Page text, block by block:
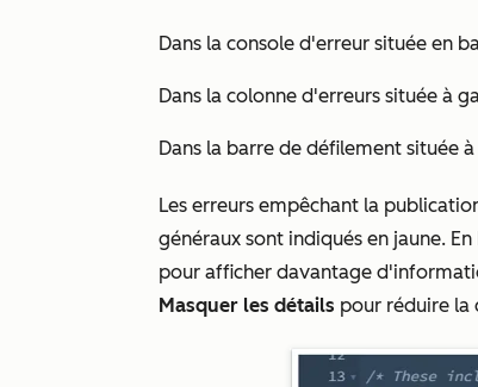
Dans la console d'erreur située en
Dans la colonne d'erreurs située à
Dans la barre de défilement située
Les erreurs empêchant la
généraux sont indiqués en jaune.
pour afficher davantage
Masquer les détails pour réduire la